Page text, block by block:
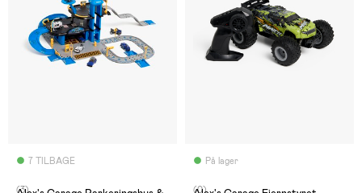
7 TILBAGE
(3)
På lager
(0)